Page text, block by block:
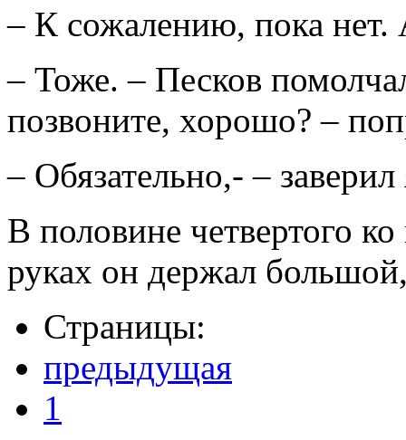
– К сожалению, пока нет.
– Тоже. – Песков
позвоните, хорошо? –
– Обязательно,- – заверил
В половине четвертого
руках он держал большой,
Страницы:
предыдущая
1